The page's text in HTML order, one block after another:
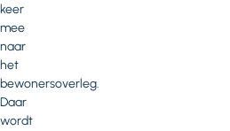
keer
mee
naar
het
bewonersoverleg.
Daar
wordt